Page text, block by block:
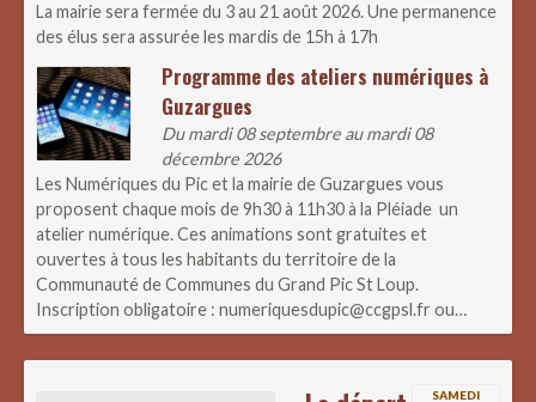
La mairie sera fermée du 3 au 21 août 2026. Une permanence
des élus sera assurée les mardis de 15h à 17h
Programme des ateliers numériques à
Guzargues
Du mardi 08 septembre au mardi 08
décembre 2026
Les Numériques du Pic et la mairie de Guzargues vous
proposent chaque mois de 9h30 à 11h30 à la Pléiade un
atelier numérique. Ces animations sont gratuites et
ouvertes à tous les habitants du territoire de la
Communauté de Communes du Grand Pic St Loup.
Inscription obligatoire : numeriquesdupic@ccgpsl.fr ou…
SAMEDI